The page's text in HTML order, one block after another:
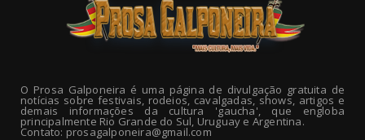
O Prosa Galponeira é uma página de divulgação gratuita de
notícias sobre festivais, rodeios, cavalgadas, shows, artigos e
demais informações da cultura 'gaucha', que engloba
principalmente Rio Grande do Sul, Uruguay e Argentina.
Contato: prosagalponeira@gmail.com